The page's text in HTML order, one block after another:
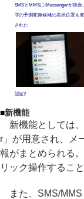
SMSとMMSにiMessengerが統合
字の予測変換候補の表示位置も
された
設定2
■新機能
新機能としては
r」が用意され、メ
報がまとめられる
リック操作するこ
また、SMS/MMS